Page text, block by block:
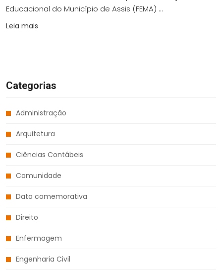
Educacional do Município de Assis (FEMA) ...
Leia mais
Categorias
Administração
Arquitetura
Ciências Contábeis
Comunidade
Data comemorativa
Direito
Enfermagem
Engenharia Civil